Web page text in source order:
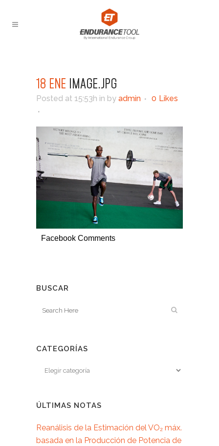
18 ENE IMAGE.JPG
Posted at 15:53h in by admin 0 Likes
Facebook Comments
BUSCAR
CATEGORÍAS
ÚLTIMAS NOTAS
Reanálisis de la Estimación del VO₂ máx.
basada en la Producción de Potencia de